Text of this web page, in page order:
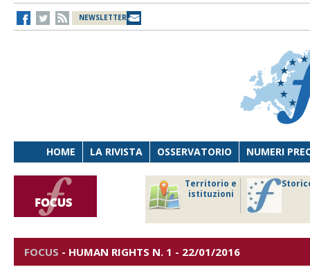
NEWSLETTER
HOME LA RIVISTA OSSERVATORIO NUMERI
Territorio e
istituzioni
FOCUS - HUMAN RIGHTS N. 1 - 22/01/2016